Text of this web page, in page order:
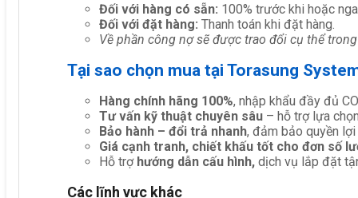
Đối với hàng có sẵn: 100% trước khi hoặc
Đối với đặt hàng: Thanh toán khi đặt hàng.
Về phần công nợ sẽ được trao đổi cụ thể
Tại sao chọn mua tại Torasung
Hàng chính hãng 100%, nhập khẩu đầy đủ
Tư vấn kỹ thuật chuyên sâu – hỗ trợ lựa
Bảo hành – đổi trả nhanh, đảm bảo quyền lợi
Giá cạnh tranh, chiết khấu tốt cho đơn số
Hỗ trợ hướng dẫn cấu hình, dịch vụ lắp đặt
Các lĩnh vực khác